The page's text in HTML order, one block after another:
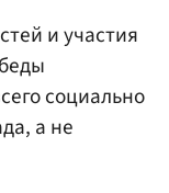
и участия
социально
а не